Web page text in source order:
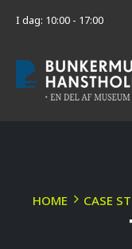
I dag: 10:00 - 17:00
HOME CASE